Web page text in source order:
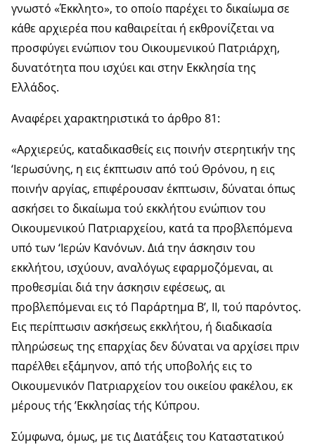
γνωστό «Έκκλητο», το οποίο παρέχει το δικαίωμα σε
κάθε αρχιερέα που καθαιρείται ή εκθρονίζεται να
προσφύγει ενώπιον του Οικουμενικού Πατριάρχη,
δυνατότητα που ισχύει και στην Εκκλησία της
Ελλάδος.
Αναφέρει χαρακτηριστικά το άρθρο 81:
«Αρχιερεύς, καταδικασθείς εις ποινήν στερητικήν της
‘Ιερωσύνης, η εις έκπτωσιν από τού Θρόνου, η εις
ποινήν αργίας, επιφέρουσαν έκπτωσιν, δύναται όπως
ασκήσει το δικαίωμα τού εκκλήτου ενώπιον του
Οικουμενικού Πατριαρχείου, κατά τα προβλεπόμενα
υπό των ‘Ιερών Κανόνων. Διά την άσκησιν του
εκκλήτου, ισχύουν, αναλόγως εφαρμοζόμεναι, αι
προθεσμίαι διά την άσκησιν εφέσεως, αι
προβλεπόμεναι εις τό Παράρτημα Β’, ΙΙ, τού παρόντος.
Εις περίπτωσιν ασκήσεως εκκλήτου, ή διαδικασία
πληρώσεως της επαρχίας δεν δύναται να αρχίσει πριν
παρέλθει εξάμηνον, από τής υποβολής εις το
Οικουμενικόν Πατριαρχείον του οικείου φακέλου, εκ
μέρους τής ’Εκκλησίας τής Κύπρου.
Σύμφωνα, όμως, με τις Διατάξεις του Καταστατικού